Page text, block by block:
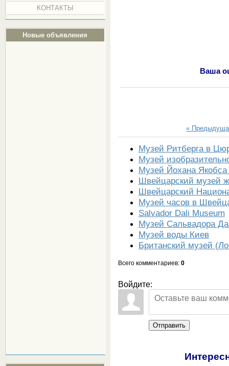
КОНТАКТЫ
Новые объявления
Ваша
«
Музей Ритберга в
Музей
Музей Йохана
Швейцарский музей
Швейцарский
Музей часов в
Salvador Dali Museum
Музей Сальвадора
Музей воды Киев
Британский музей
Всего комментариев: 0
Войдите:
Отправить